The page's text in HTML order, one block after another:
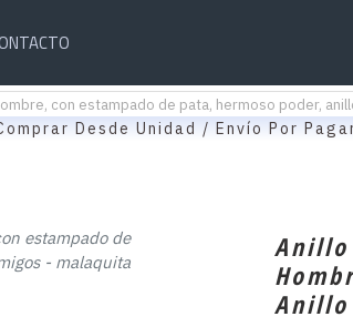
con estampado de pata, hermoso poder,
Desde Unidad / Envío Por
Anillo
Anillo